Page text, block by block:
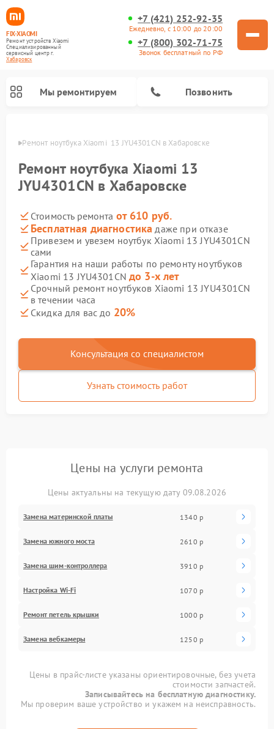
FIX-XIAOMI
Ремонт устройств Xiaomi
Специализированный
cервисный центр г.
Хабаровск
+7 (421) 252-92-35
Ежедневно, с 10:00 до 20:00
+7 (800) 302-71-75
Звонок бесплатный по РФ
Мы ремонтируем Позвонить
Ремонт ноутбука Xiaomi  13 JYU4301CN в Хабаровске
Ремонт ноутбука Xiaomi 13
JYU4301CN в Хабаровске
Стоимость ремонта от 610 руб.
Бесплатная диагностика даже при отказе
Привезем и увезем ноутбук Xiaomi 13 JYU4301CN
сами
Гарантия на наши работы по ремонту ноутбуков
Xiaomi 13 JYU4301CN до 3-х лет
Срочный ремонт ноутбуков Xiaomi 13 JYU4301CN
в течении часа
Скидка для вас до 20%
Консультация со специалистом
Узнать стоимость работ
Цены на услуги ремонта
Цены актуальны на текущую дату 09.08.2026
Замена материнской платы 1340 р
Замена южного моста 2610 р
Замена шим-контроллера 3910 р
Настройка Wi-Fi 1070 р
Ремонт петель крышки 1000 р
Замена вебкамеры 1250 р
Цены в прайс-листе указаны ориентировочные, без учета
стоимости запчастей.
Записывайтесь на бесплатную диагностику.
Мы проверим ваше устройство и укажем на неисправность.